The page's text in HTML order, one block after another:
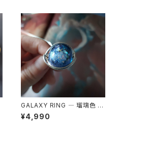
GALAXY RING ― 瑠璃色 宇
宙を身にまとう
¥4,990